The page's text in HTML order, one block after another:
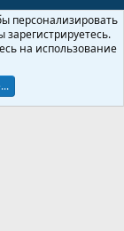
туризм
персонализировать
на использование